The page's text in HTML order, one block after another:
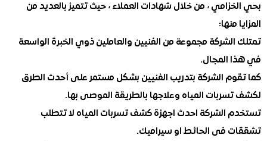
، من خلال شهادات العملاء ، حيث تتميز بالعديد من
منها:
مجموعة من الفنيين والعاملين ذوي الخبرة الواسعة
المجال.
الشركة بتدريب الفنيين بشكل مستمر على أحدث الطرق
المياه وعلاجها بالطريقة الموصى بها.
الشركة احدث اجهزة كشف تسربات المياه لا تتطلب
فى الحائط او سيراميك.